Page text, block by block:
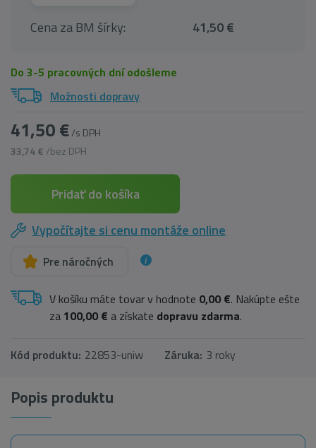
Cena za BM šírky: 41,50 €
Do 3-5 pracovných dní odošleme
Možnosti dopravy
41,50 €/s DPH
33,74 € /bez DPH
Pridať do košíka
Vypočítajte si cenu montáže online
Pre náročných
V košíku máte tovar v hodnote 0,00 €. Nakúpte ešte
za 100,00 € a získate dopravu zdarma.
Kód produktu: 22853-uniw Záruka: 3 roky
Popis produktu